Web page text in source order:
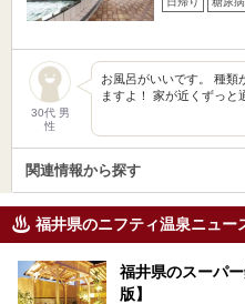
30代 男
性
お風呂がいいです。 種類
ますよ！ 家が近くずっと
関連情報から探す
福井県のニフティ温泉ニュー
福井県のスーパ
版】